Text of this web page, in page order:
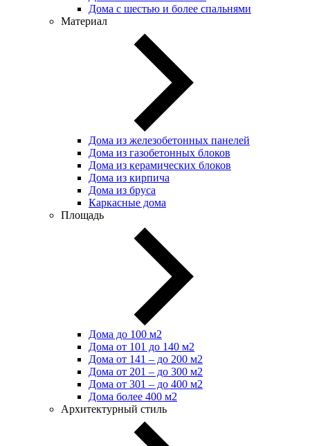
Дома с шестью и более спальнями
Материал
Дома из железобетонных панелей
Дома из газобетонных блоков
Дома из керамических блоков
Дома из кирпича
Дома из бруса
Каркасные дома
Площадь
Дома до 100 м2
Дома от 101 до 140 м2
Дома от 141 – до 200 м2
Дома от 201 – до 300 м2
Дома от 301 – до 400 м2
Дома более 400 м2
Архитектурный стиль